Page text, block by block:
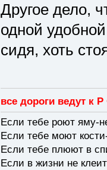
Другое дело,
одной
сидя, хоть
все дороги ведут к
Если тебе роют яму-
Если тебе моют
Если тебе плюют в
Если в жизни не